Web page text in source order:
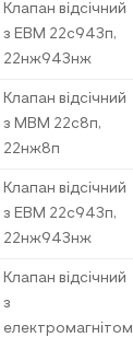
Клапан відсічний
з ЕВМ 22с943п,
22нж943нж
Клапан відсічний
з МВМ 22с8п,
22нж8п
Клапан відсічний
з ЕВМ 22с943п,
22нж943нж
Клапан відсічний
з
електромагнітом